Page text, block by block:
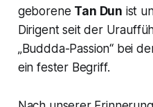
geborene Tan Dun ist
Dirigent seit der
„Buddda-Passion“ bei
ein fester Begriff.